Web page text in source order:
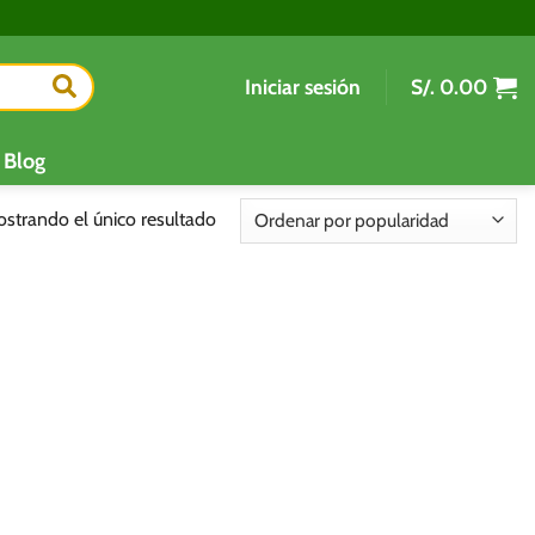
Iniciar sesión S/. 0.00
Blog
el único resultado